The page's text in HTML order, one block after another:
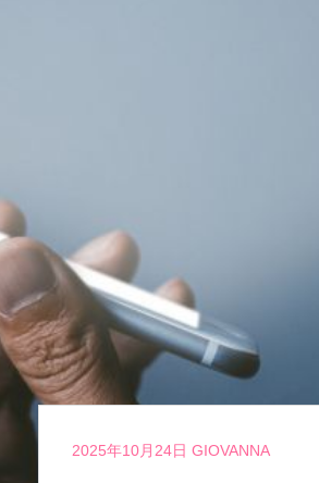
2025年10月24日 GIOVANNA